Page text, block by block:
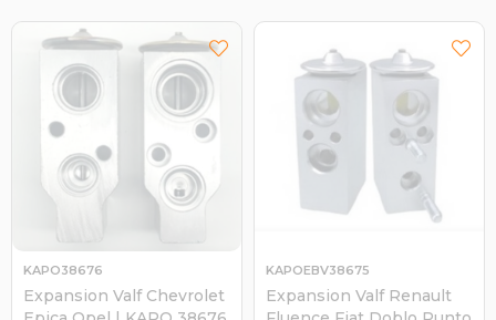
Expansion Valf Chevrolet
KAPO38676
Expansion Valf Renault
KAPOEBV38675